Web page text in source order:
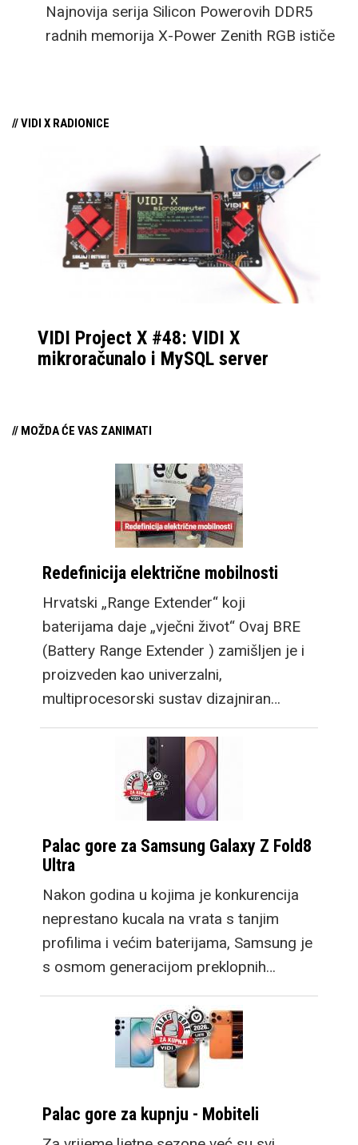
performansi uz
kompaktnu i elegantnu
korištenje s AMD-ovim
AM5 procesorima
Najnovija serija Silicon Powerovih DDR5
radnih memorija X-Power Zenith RGB ističe
// VIDI X RADIONICE
VIDI Project X #48: VIDI X
mikroračunalo i MySQL server
// MOŽDA ĆE VAS ZANIMATI
Redefinicija električne mobilnosti
Hrvatski „Range Extender“ koji
baterijama daje „vječni život“ Ovaj BRE
(Battery Range Extender ) zamišljen je i
proizveden kao univerzalni,
multiprocesorski sustav dizajniran…
Palac gore za Samsung Galaxy Z Fold8
Ultra
Nakon godina u kojima je konkurencija
neprestano kucala na vrata s tanjim
profilima i većim baterijama, Samsung je
s osmom generacijom preklopnih…
Palac gore za kupnju - Mobiteli